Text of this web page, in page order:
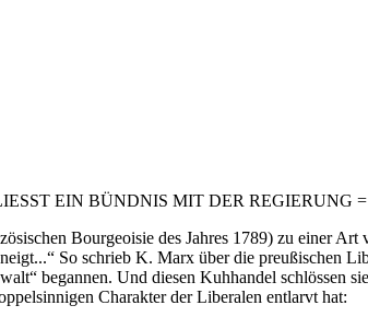
EIN BÜNDNIS MIT DER REGIERUNG =
Bourgeoisie des Jahres 1789) zu einer
So schrieb K. Marx über die preußischen
begannen. Und diesen Kuhhandel schlössen
Charakter der Liberalen entlarvt hat: